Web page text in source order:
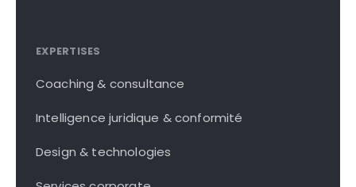
EXPERTISES
Coaching & consultance
Intelligence juridique & conformité
Design & technologies